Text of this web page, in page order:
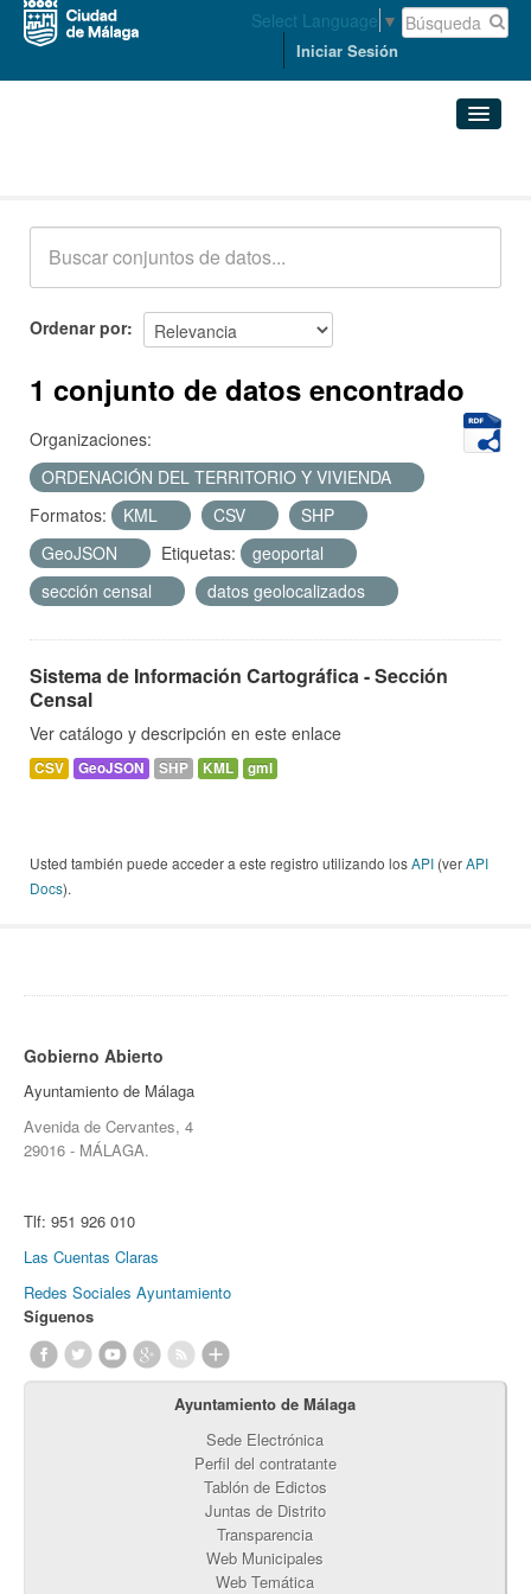
Select Language ▼
Iniciar Sesión
Acerca de
Ordenar por
1 conjunto de datos encontrado
Organizaciones:
ORDENACIÓN DEL TERRITORIO Y VIVIENDA
Formatos:
KML CSV
SHP
GeoJSON
Etiquetas:
geoportal
sección censal
datos geolocalizados
Sistema de Información Cartográfica - Sección
Censal
Ver catálogo y descripción en este enlace
CSV GeoJSON SHP KML gml
Usted también puede acceder a este registro utilizando losAPI (verAPI
Docs).
Gobierno Abierto
Ayuntamiento de Málaga
Avenida de Cervantes, 4
29016 - MÁLAGA.
Tlf: 951 926 010
Las Cuentas Claras
Redes Sociales Ayuntamiento
Síguenos
Ayuntamiento de Málaga
Sede Electrónica
Perfil del contratante
Tablón de Edictos
Juntas de Distrito
Transparencia
Web Municipales
Web Temática